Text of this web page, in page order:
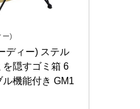
ー)
ディー) ステル
を隠すゴミ箱 6
機能付き GM1